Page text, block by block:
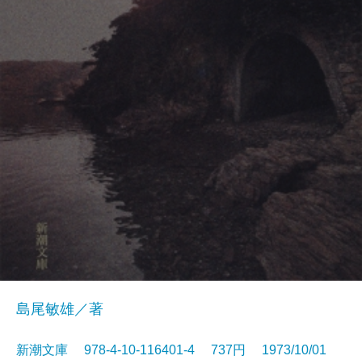
島尾敏雄／著
新潮文庫 978-4-10-116401-4 737円 1973/10/01